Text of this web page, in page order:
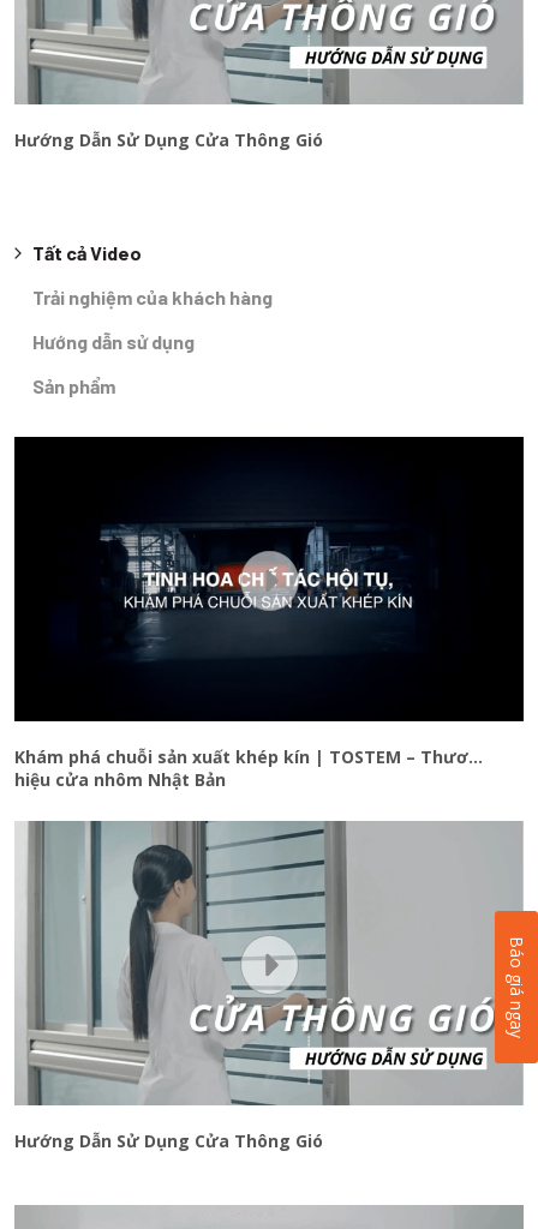
Hướng Dẫn Sử Dụng Cửa Thông Gió
Tất cả Video
Trải nghiệm của khách hàng
Hướng dẫn sử dụng
Sản phẩm
Khám phá chuỗi sản xuất khép kín | TOSTEM – Thương
hiệu cửa nhôm Nhật Bản
Hướng Dẫn Sử Dụng Cửa Thông Gió
Báo giá ngay